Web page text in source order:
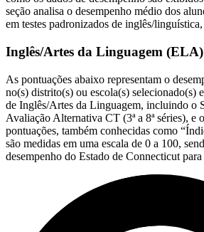
seção analisa o desempenho médio dos
em testes padronizados de inglês/
Inglês/Artes da Linguagem (ELA)
As pontuações abaixo representam o
no(s) distrito(s) ou escola(s) selecionado(s)
de Inglês/Artes da Linguagem, incluindo o
Avaliação Alternativa CT (3ª a 8ª séries), e
pontuações, também conhecidas como
são medidas em uma escala de 0 a 100,
desempenho do Estado de Connecticut